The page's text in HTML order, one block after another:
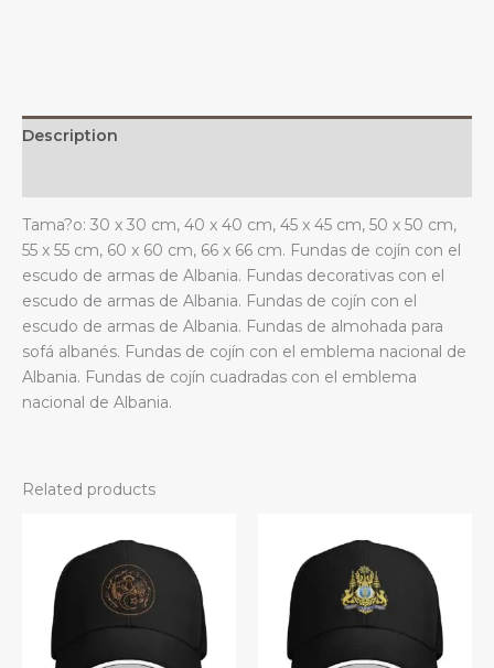
sofá
albanés.
quantity
Description
Tama?o: 30 x 30 cm, 40 x 40 cm, 45 x 45 cm, 50 x 50 cm,
55 x 55 cm, 60 x 60 cm, 66 x 66 cm. Fundas de cojín con el
escudo de armas de Albania. Fundas decorativas con el
escudo de armas de Albania. Fundas de cojín con el
escudo de armas de Albania. Fundas de almohada para
sofá albanés. Fundas de cojín con el emblema nacional de
Albania. Fundas de cojín cuadradas con el emblema
nacional de Albania.
Related products